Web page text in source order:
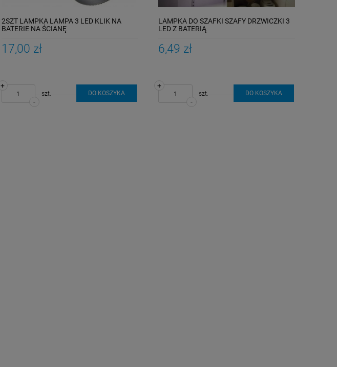
2SZT LAMPKA LAMPA 3 LED KLIK NA
BATERIE NA ŚCIANĘ
17,00 zł
-
+
szt. DO KOSZYKA
LAMPKA DO SZAFKI SZAFY DRZWICZKI 3
LED Z BATERIĄ
6,49 zł
-
+
szt. DO KOSZYKA